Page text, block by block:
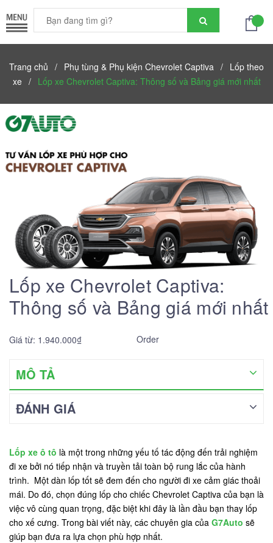
Trang chủ / Phụ tùng & Phụ kiện Chevrolet Captiva / Lốp theo
xe / Lốp xe Chevrolet Captiva: Thông số và Bảng giá mới nhất
Lốp xe Chevrolet Captiva:
Thông số và Bảng giá mới nhất
Giá từ: 1.940.000₫ Order
MÔ TẢ
ĐÁNH GIÁ
Lốp xe ô tô là một trong những yếu tố tác động đến trải nghiệm
đi xe bởi nó tiếp nhận và truyền tải toàn bộ rung lắc của hành
trình. Một dàn lốp tốt sẽ đem đến cho người đi xe cảm giác thoải
mái. Do đó, chọn đúng lốp cho chiếc Chevrolet Captiva của bạn là
việc vô cùng quan trọng, đặc biệt khi đây là lần đầu bạn thay lốp
cho xế cưng. Trong bài viết này, các chuyên gia của G7Auto sẽ
giúp bạn đưa ra lựa chọn phù hợp nhất.